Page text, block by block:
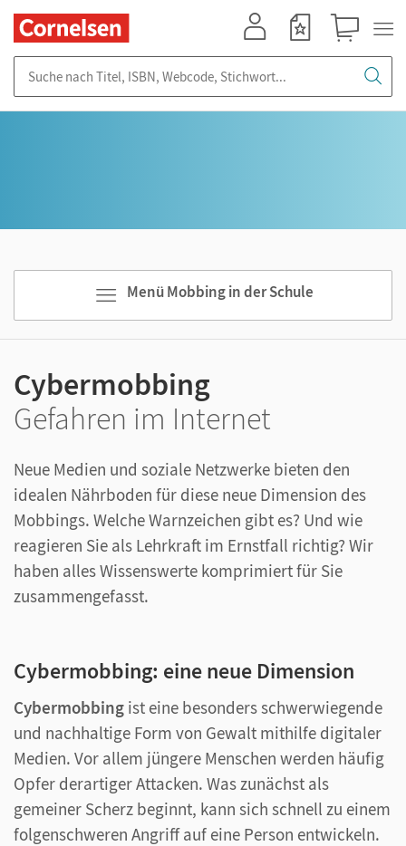
Menü Mobbing in der Schule
Cybermobbing
Gefahren im Internet
Neue Medien und soziale Netzwerke bieten den
idealen Nährboden für diese neue Dimension des
Mobbings. Welche Warnzeichen gibt es? Und wie
reagieren Sie als Lehrkraft im Ernstfall richtig? Wir
haben alles Wissenswerte komprimiert für Sie
zusammengefasst.
Cybermobbing: eine neue Dimension
Cybermobbing ist eine besonders schwerwiegende
und nachhaltige Form von Gewalt mithilfe digitaler
Medien. Vor allem jüngere Menschen werden häufig
Opfer derartiger Attacken. Was zunächst als
gemeiner Scherz beginnt, kann sich schnell zu einem
folgenschweren Angriff auf eine Person entwickeln.